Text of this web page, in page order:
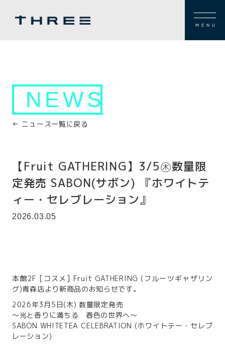
MENU
NEWS
← ニュース一覧に戻る
【Fruit GATHERING】3/5㊍数量限
定発売 SABON(サボン) 『ホワイトテ
ィー・セレブレーション』
2026.03.05
本館2F [コスメ] Fruit GATHERING (フルーツギャザリン
グ)青森店より新商品のお知らせです。
2026年3月5日(木) 数量限定発売
～光と香りに満ちる 春色の世界へ～
SABON WHITETEA CELEBRATION (ホワイトテー・セレブ
レーション)